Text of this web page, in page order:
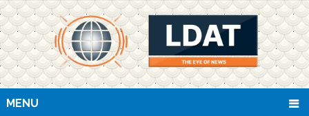
MENU